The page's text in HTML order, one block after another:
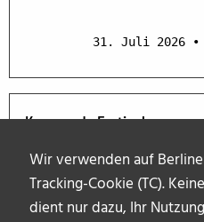
Wir verwenden auf
Tracking-Cookie (TC).
dient nur dazu, Ihr
31. Juli 2026 •
Kommende Festivals